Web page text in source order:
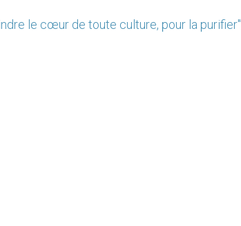
le cœur de toute culture, pour la purifier"